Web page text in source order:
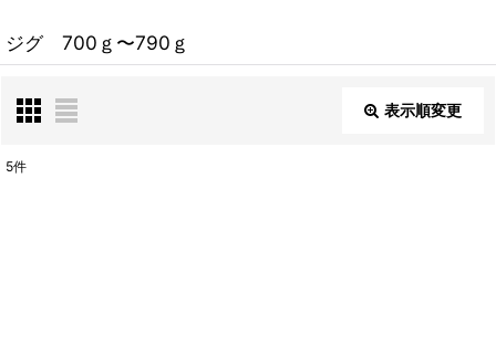
ジグ 700ｇ〜790ｇ
表示順変更
5件